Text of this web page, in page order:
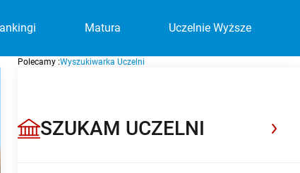
Matura Uczelnie Wyższe
Polecamy :Wyszukiwarka Uczelni
Dołącz do uczelni, która rozwija pasje i
przygotowuje do przyszłości
SZUKAM UCZELNI